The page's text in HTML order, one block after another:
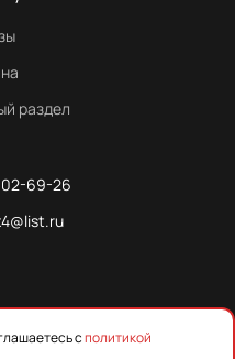
раздел
69-26
от Русской Механики
сполитикой